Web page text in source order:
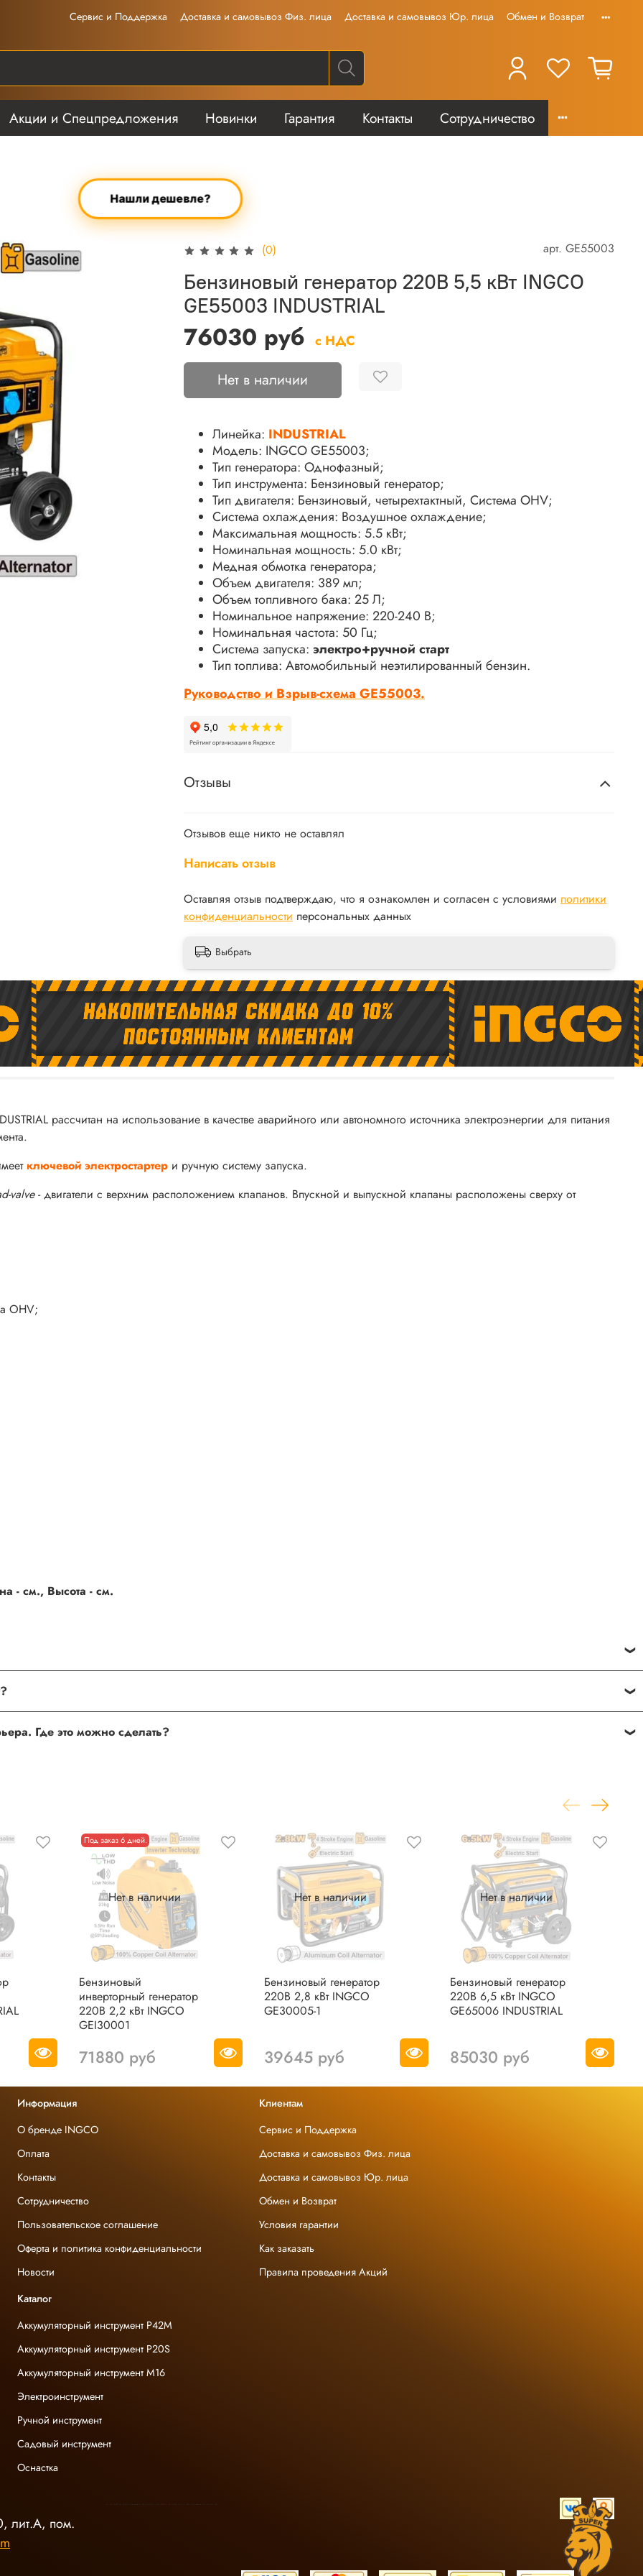
Сервис и Поддержка Доставка и самовывоз Физ. лица Доставка и самовывоз Юр. лица Обмен и Возврат
Акции и Спецпредложения Новинки Гарантия Контакты Сотрудничество
Нашли дешевле?
(0) арт. GE55003
Бензиновый генератор 220В 5,5 кВт INGCO
GE55003 INDUSTRIAL
76030 руб с НДС
Нет в наличии
Линейка: INDUSTRIAL
Модель: INGCO GE55003;
Тип генератора: Однофазный;
Тип инструмента: Бензиновый генератор;
Тип двигателя: Бензиновый, четырехтактный, Система OHV;
Система охлаждения: Воздушное охлаждение;
Максимальная мощность: 5.5 кВт;
Номинальная мощность: 5.0 кВт;
Медная обмотка генератора;
Объем двигателя: 389 мл;
Объем топливного бака: 25 Л;
Номинальное напряжение: 220-240 В;
Номинальная частота: 50 Гц;
Система запуска: электро+ручной старт
Тип топлива: Автомобильный неэтилированный бензин.
Руководство и Взрыв-схема GE55003.
Отзывы
Отзывов еще никто не оставлял
Написать отзыв
Оставляя отзыв подтверждаю, что я ознакомлен и согласен с условиями политики
конфиденциальности персональных данных
Выбрать
рассчитан на использование в качестве аварийного или автономного источника электроэнергии для питания
ключевой электростартер и ручную систему запуска.
valve- двигатели с верхним расположением клапанов. Впускной и выпускной клапаны расположены сверху от
OHV;
- см., Высота - см.
Где это можно сделать?
Нет в наличии
Под заказ 6 дней.
Бензиновый
инверторный генератор
220В 2,2 кВт INGCO
GEI30001
71880 руб
Нет в наличии
Бензиновый генератор
220В 2,8 кВт INGCO
GE30005-1
39645 руб
Нет в наличии
Бензиновый генератор
220В 6,5 кВт INGCO
GE65006 INDUSTRIAL
85030 руб
Информация
О бренде INGCO
Оплата
Контакты
Сотрудничество
Пользовательское соглашение
Оферта и политика конфиденциальности
Новости
Клиентам
Сервис и Поддержка
Доставка и самовывоз Физ. лица
Доставка и самовывоз Юр. лица
Обмен и Возврат
Условия гарантии
Как заказать
Правила проведения Акций
Каталог
Аккумуляторный инструмент P42M
Аккумуляторный инструмент P20S
Аккумуляторный инструмент M16
Электроинструмент
Ручной инструмент
Садовый инструмент
Оснастка
лит.А, пом.